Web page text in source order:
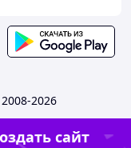
2026
сайт